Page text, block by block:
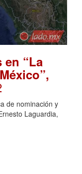
“La
de nominación y
Laguardia,